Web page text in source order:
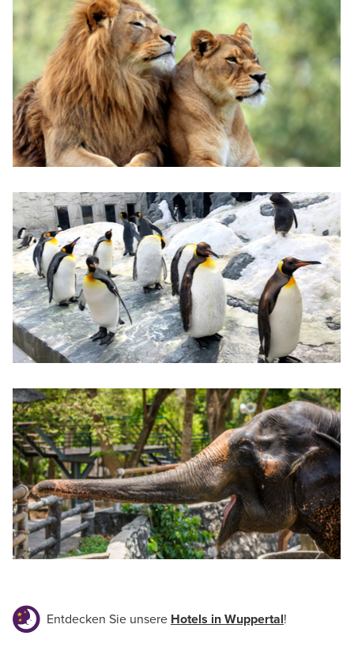
Entdecken Sie unsere Hotels in Wuppertal!